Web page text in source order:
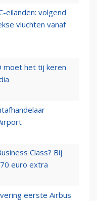
eilanden: volgend
vluchten vanaf
moet het tij keren
Class? Bij
euro extra
eerste Airbus